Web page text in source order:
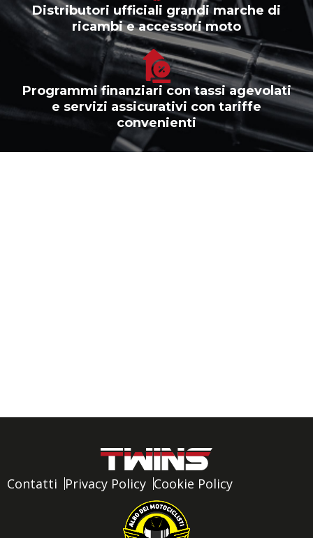
Distributori ufficiali grandi marche di
ricambi e accessori moto
Programmi finanziari con tassi agevolati
e servizi assicurativi con tariffe
convenienti
Contatti Privacy Policy Cookie Policy